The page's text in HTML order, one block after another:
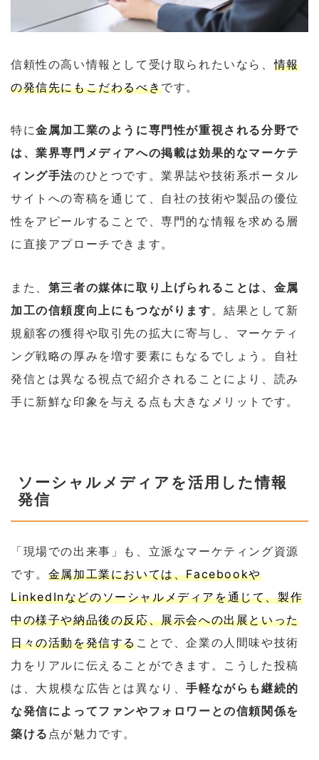
信頼性の高い情報として受け取られたいなら、情報
の発信先にもこだわるべきです。
特に金属加工業のように専門性が重視される分野で
は、業界専門メディアへの掲載は効果的なマーケテ
ィング手法のひとつです。業界誌や技術系ポータル
サイトへの寄稿を通じて、自社の技術や製品の優位
性をアピールすることで、専門的な情報を求める層
に直接アプローチできます。
また、 第三者の媒体に取り上げられることは、金属
加工の信頼度向上にもつながります。結果として新
規顧客の獲得や取引先の拡大に寄与し、マーケティ
ング戦略の厚みを増す要素にもなるでしょう。自社
発信とは異なる視点で紹介されることにより、読み
手に新鮮な印象を与える点も大きなメリットです。
ソーシャルメディアを活用した情報
発信
「現場での出来事」も、立派なマーケティング資源
です。 金属加工業においては、Facebookや
LinkedInなどのソーシャルメディアを通じて、製作
中の様子や納品後の反応、展示会への出展といった
日々の活動を発信することで、企業の人間味や技術
力をリアルに伝えることができます。こうした投稿
は、大規模な広告とは異なり、手軽ながらも継続的
な発信によってファンやフォロワーとの信頼関係を
築ける 点が魅力です。